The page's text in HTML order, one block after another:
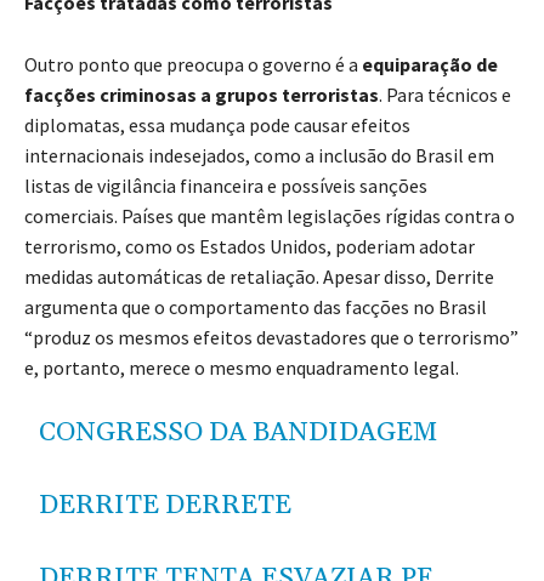
Outro ponto que preocupa o governo é a equiparação de
facções criminosas a grupos terroristas. Para técnicos e
diplomatas, essa mudança pode causar efeitos
internacionais indesejados, como a inclusão do Brasil em
listas de vigilância financeira e possíveis sanções
comerciais. Países que mantêm legislações rígidas contra o
terrorismo, como os Estados Unidos, poderiam adotar
medidas automáticas de retaliação. Apesar disso, Derrite
argumenta que o comportamento das facções no Brasil
“produz os mesmos efeitos devastadores que o terrorismo”
e, portanto, merece o mesmo enquadramento legal.
CONGRESSO DA BANDIDAGEM
DERRITE DERRETE